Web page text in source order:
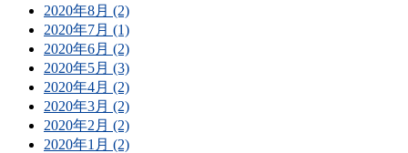
2020年8月 (2)
2020年7月 (1)
2020年6月 (2)
2020年5月 (3)
2020年4月 (2)
2020年3月 (2)
2020年2月 (2)
2020年1月 (2)